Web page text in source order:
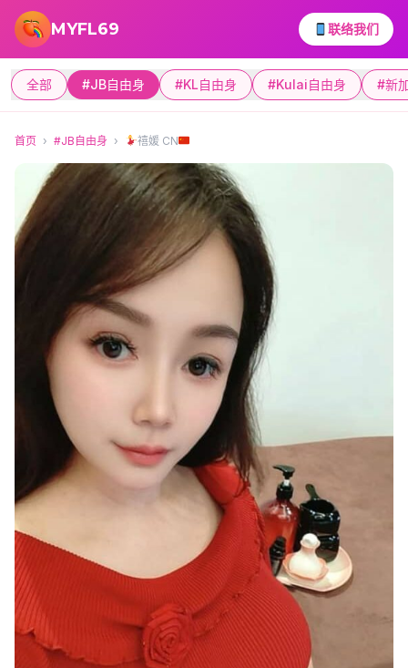
跳转到主要内容
MYFL69 联络我们
全部 #JB自由身 #KL自由身 #Kulai自由身 #新
首页 › #JB自由身 › 禧媛 CN